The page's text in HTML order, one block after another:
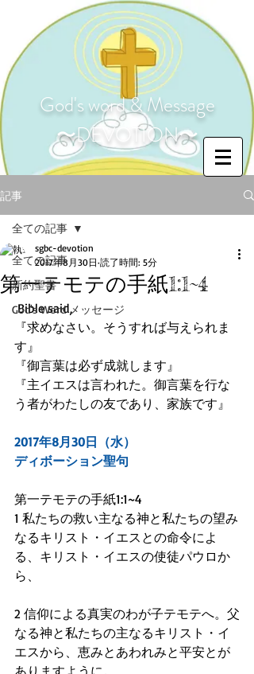
God's word & Message
〜DEVOTION〜
記事
全ての記事
新約聖書
God's Word メッセージ
全ての記事
第一テモテの手紙1:1~4
sgbc-devotion
2017年8月30日 読了時間: 5分
Bible said,
『求めなさい。そうすれば与えられま
す』
『御言葉は必ず成就します』
『主イエスは言われた。御言葉を行な
う者がわたしの友であり、家族です』
2017年8月30日（水）
ディボーション聖句
第一テモテの手紙1:1~4
1 私たちの救い主なる神と私たちの望み
なるキリスト・イエスとの命令によ
る、キリスト・イエスの使徒パウロか
ら、
2 信仰による真実のわが子テモテへ。父
なる神と私たちの主なるキリスト・イ
エスから、恵みとあわれみと平安とが
ありますように。